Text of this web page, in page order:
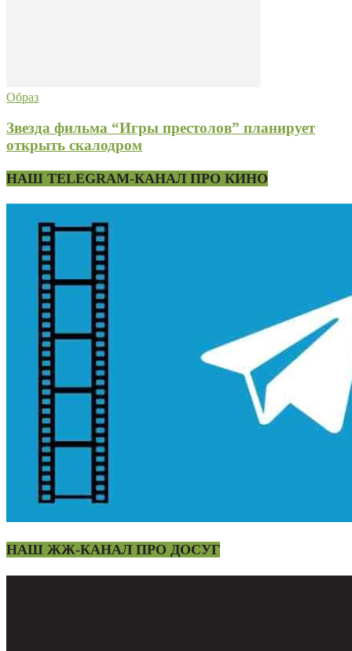
Образ
Звезда фильма “Игры престолов” планирует
открыть скалодром
НАШ TELEGRAM-КАНАЛ ПРО КИНО
НАШ ЖЖ-КАНАЛ ПРО ДОСУГ